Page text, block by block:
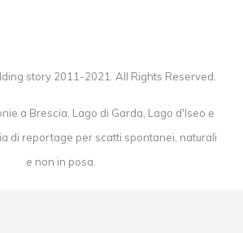
story 2011-2021. All Rights Reserved.
a Brescia, Lago di Garda, Lago d'Iseo e
di reportage per scatti spontanei, naturali
e non in posa.